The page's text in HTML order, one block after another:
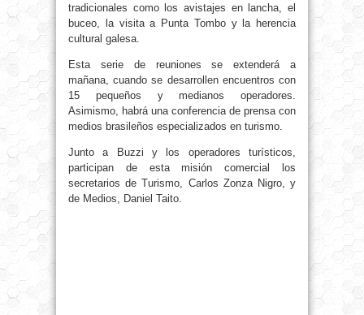
tradicionales como los avistajes en lancha, el
buceo, la visita a Punta Tombo y la herencia
cultural galesa.
Esta serie de reuniones se extenderá a
mañana, cuando se desarrollen encuentros con
15 pequeños y medianos operadores.
Asimismo, habrá una conferencia de prensa con
medios brasileños especializados en turismo.
Junto a Buzzi y los operadores turísticos,
participan de esta misión comercial los
secretarios de Turismo, Carlos Zonza Nigro, y
de Medios, Daniel Taito.